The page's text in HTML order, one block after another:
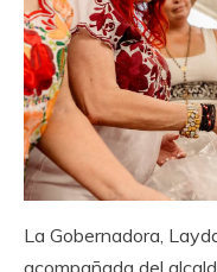
La Gobernadora,
acompañada del